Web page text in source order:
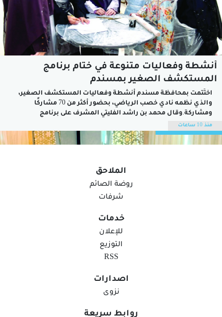
أنشطة وفعاليات متنوعة في ختام برنامج
المستكشف الصغير بمسندم
اختُتمت بمحافظة مسندم أنشطة وفعاليات المستكشف الصغير،
والذي نظمه نادي خصب الرياضي، بحضور أكثر من 70 مشاركًا
ومشاركة.وقال محمد بن راشد الفليتي المشرف على برنامج
المستكشف الصغير: إن البرنامج يهدف إلى إثراء المعارف في
مجالات متنوعة مثل الثقافة والعلوم والبيئة والتاريخ والمجتمع،
بالإضافة إلى تنمية مهارات التواصل والعمل الجماعي وتبادل...
منذ 10 ساعات
استعراض تجربة عُمانية لتمكين الأشخاص ذوي
الملاحق
روضة الصائم
شرفات
خدمات
للإعلان
التوزيع
RSS
اصدارات
نزوى
روابط سريعة